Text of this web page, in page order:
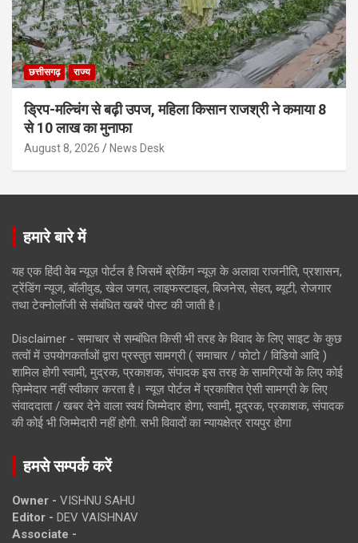
छत्तीसगढ़ राज्य
ड्रिप-मल्चिंग से बढ़ी उपज, महिला किसान राजश्री ने कमाया 8
से 10 लाख का मुनाफा
August 8, 2026 News Desk
हमारे बारे में
यह एक हिंदी वेब न्यूज़ पोर्टल है जिसमें ब्रेकिंग न्यूज़ के अलावा राजनीति, प्रशासन,
ट्रेंडिंग न्यूज, बॉलीवुड, खेल जगत, लाइफस्टाइल, बिजनेस, सेहत, ब्यूटी, रोजगार
तथा टेक्नोलॉजी से संबंधित खबरें पोस्ट की जाती है।
Disclaimer - समाचार से सम्बंधित किसी भी तरह के विवाद के लिए साइट के कुछ
तत्वों में उपयोगकर्ताओं द्वारा प्रस्तुत सामग्री ( समाचार / फोटो / विडियो आदि )
शामिल होगी स्वामी, मुद्रक, प्रकाशक, संपादक इस तरह के सामग्रियों के लिए कोई
ज़िम्मेदार नहीं स्वीकार करता है। न्यूज़ पोर्टल में प्रकाशित ऐसी सामग्री के लिए
संवाददाता / खबर देने वाला स्वयं जिम्मेदार होगा, स्वामी, मुद्रक, प्रकाशक, संपादक
की कोई भी जिम्मेदारी नहीं होगी. सभी विवादों का न्यायक्षेत्र रायपुर होगा
हमसे सम्पर्क करें
Owner - VISHNU SAHU
Editor - DEV VAISHNAV
Associate -